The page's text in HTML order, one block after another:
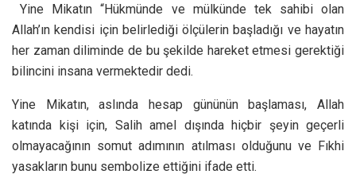
Yine Mikatın “Hükmünde ve mülkünde tek sahibi olan
Allah’ın kendisi için belirlediği ölçülerin başladığı ve hayatın
her zaman diliminde de bu şekilde hareket etmesi gerektiği
bilincini insana vermektedir dedi.
Yine Mikatın, aslında hesap gününün başlaması, Allah
katında kişi için, Salih amel dışında hiçbir şeyin geçerli
olmayacağının somut adımının atılması olduğunu ve Fıkhi
yasakların bunu sembolize ettiğini ifade etti.